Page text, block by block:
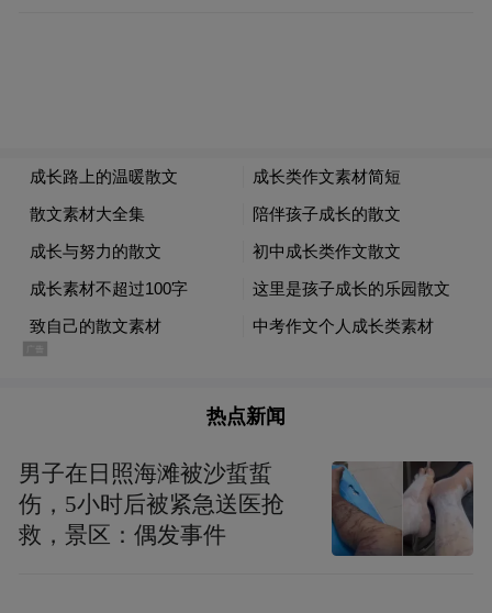
热点新闻
男子在日照海滩被沙蜇蜇
伤，5小时后被紧急送医抢
救，景区：偶发事件